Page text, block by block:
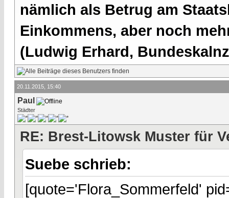
nämlich als Betrug am
Einkommens, aber noch
(Ludwig Erhard,
20.11.2015, 15:40
Paul
Städter
RE: Brest-Litowsk Muster für
Suebe schrieb:
[quote='Flora_Sommerfeld'